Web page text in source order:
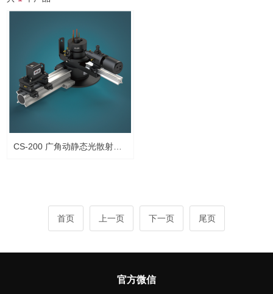
CS-200 广角动静态光散射系统
首页 上一页 下一页 尾页
官方微信